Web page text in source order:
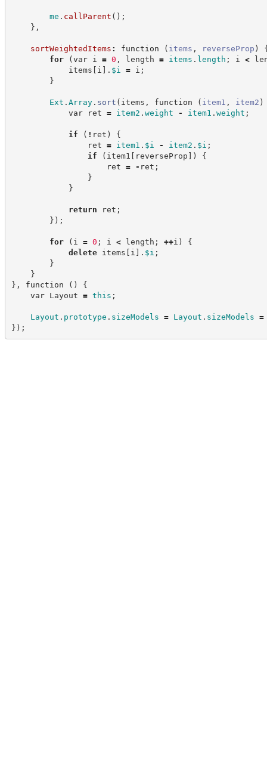
me . callParent ( ) ;
} ,
sortWeightedItems : function ( items , reverseProp )
for
(var i = 0 , length = items . length ; i <
items [ i ] . $i = i ;
}
Ext . Array. sort ( items , function ( item1 , item2 )
var ret = item2 . weight - item1 . weight ;
if ( ! ret )
{
ret = item1 . $i - item2 . $i ;
if
( item1 [ reverseProp ] )
{
ret = - ret ;
}
}
return ret ;
} ) ;
for ( i = 0 ; i < length ; ++i )
{
delete items [ i ] . $i ;
}
}
} , function ( )
{
var Layout = this ;
Layout . prototype . sizeModels = Layout . sizeModels =
} ) ;